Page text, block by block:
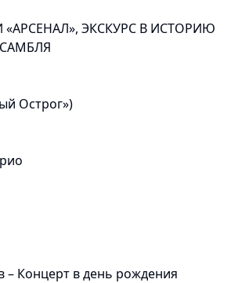
ЭКСКУРС В ИСТОРИЮ
Острог»)
– Концерт в день рождения